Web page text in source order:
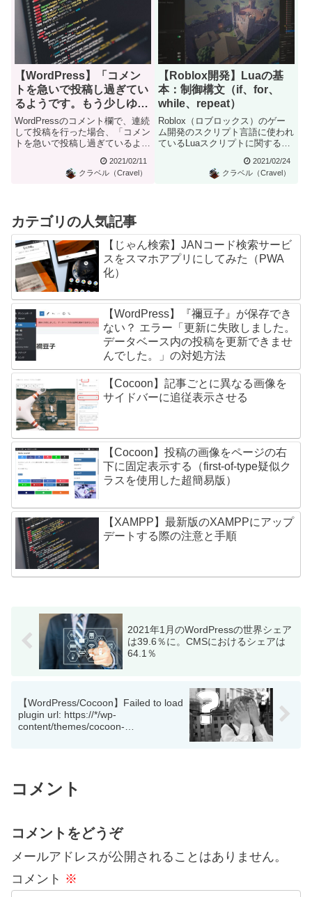
【WordPress】「コメン
トを急いで投稿し過ぎてい
るようです。もう少しゆっ
くりお願いします」メッセ
ージ削除する
WordPressのコメント欄で、連続
して投稿を行った場合、「コメン
トを急いで投稿し過ぎているよう
2021/02/11
クラベル（Cravel）
【Roblox開発】Luaの基
本：制御構文（if、for、
while、repeat）
Roblox（ロブロックス）のゲー
ム開発のスクリプト言語に使われ
ているLuaスクリプトに関する解
2021/02/24
クラベル（Cravel）
カテゴリの人気記事
【じゃん検索】JANコード検索サービ
スをスマホアプリにしてみた（PWA
化）
【WordPress】『禰󠄀豆子』が保存でき
ない？ エラー「更新に失敗しました。
データベース内の投稿を更新できませ
んでした。」の対処方法
【Cocoon】記事ごとに異なる画像を
サイドバーに追従表示させる
【Cocoon】投稿の画像をページの右
下に固定表示する（first-of-type疑似ク
ラスを使用した超簡易版）
【XAMPP】最新版のXAMPPにアップ
デートする際の注意と手順
2021年1月のWordPressの世界シェア
は39.6％に。CMSにおけるシェアは
64.1％
【WordPress/Cocoon】Failed to load
plugin url: https://*/wp-
content/themes/cocoon-
コメント
コメントをどうぞ
メールアドレスが公開されることはありません。
コメント ※